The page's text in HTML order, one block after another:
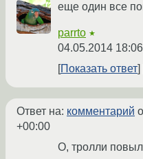
еще один все
parrto ★
04.05.2014
Показать ответ
Ответ на: комментарий
+00:00
О, тролли